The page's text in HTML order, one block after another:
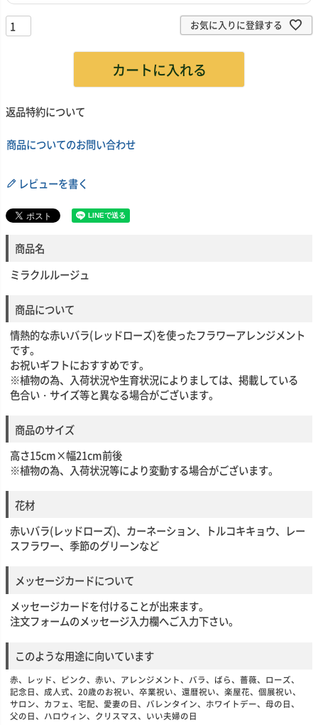
お気に入りに登録する
カートに入れる
返品特約について
商品についてのお問い合わせ
レビューを書く
商品名
ミラクルルージュ
商品について
情熱的な赤いバラ(レッドローズ)を使ったフラワーアレンジメント
です。
お祝いギフトにおすすめです。
※植物の為、入荷状況や生育状況によりましては、掲載している
色合い・サイズ等と異なる場合がございます。
商品のサイズ
高さ15cm×幅21cm前後
※植物の為、入荷状況等により変動する場合がございます。
花材
赤いバラ(レッドローズ)、カーネーション、トルコキキョウ、レー
スフラワー、季節のグリーンなど
メッセージカードについて
メッセージカードを付けることが出来ます。
注文フォームのメッセージ入力欄へご入力下さい。
このような用途に向いています
赤、レッド、ピンク、赤い、アレンジメント、バラ、ばら、薔薇、ローズ、
記念日、成人式、20歳のお祝い、卒業祝い、還暦祝い、楽屋花、個展祝い、
サロン、カフェ、宅配、愛妻の日、バレンタイン、ホワイトデー、母の日、
父の日、ハロウィン、クリスマス、いい夫婦の日